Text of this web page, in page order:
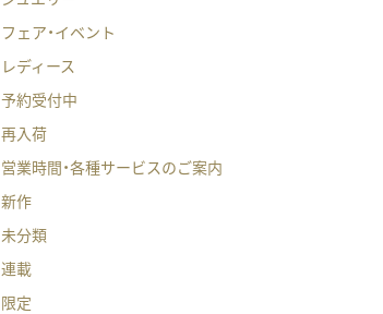
フェア・イベント
レディース
予約受付中
再入荷
営業時間・各種サービスのご案内
新作
未分類
連載
限定